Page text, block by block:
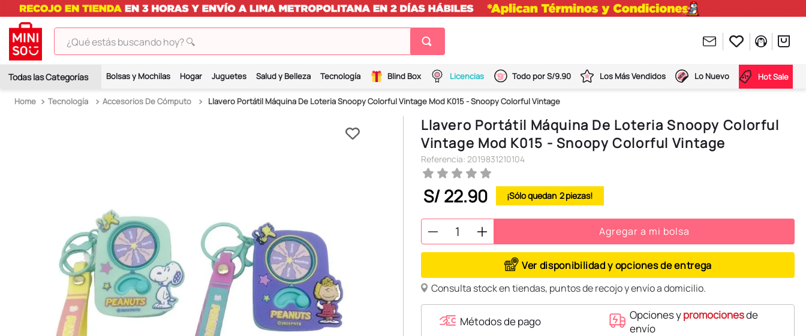
¿Qué estás buscando hoy? 🔍
Bolsas y Mochilas Hogar Juguetes Salud y Belleza Tecnología Blind Box Licencias Todo por S/9.90 Los Más Vendidos Lo Nuevo Hot Sale
Tecnología Accesorios De Cómputo Llavero Portátil Máquina De Loteria Snoopy Colorful Vintage Mod K015 - Snoopy Colorful Vintage
Llavero Portátil Máquina De Loteria Snoopy Colorful
Vintage Mod K015 - Snoopy Colorful Vintage
Referencia: 2019831210104
S/22.90 2
Agregar a mi bolsa
Ver disponibilidad y opciones de entrega
Consulta stock en tiendas, puntos de recojo y envío a domicilio.
Métodos de pago Opciones ypromocionesde
envío
2.
hello kitty
8.
stitch
9.
peluche
10. kuromi